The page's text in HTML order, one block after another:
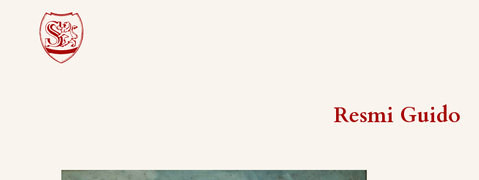
Resmi Guido